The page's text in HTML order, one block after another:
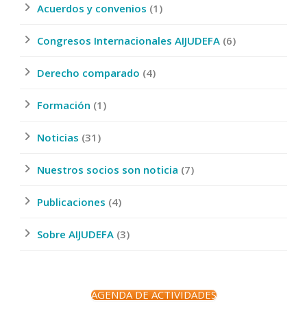
Acuerdos y convenios (1)
Congresos Internacionales AIJUDEFA (6)
Derecho comparado (4)
Formación (1)
Noticias (31)
Nuestros socios son noticia (7)
Publicaciones (4)
Sobre AIJUDEFA (3)
AGENDA DE ACTIVIDADES